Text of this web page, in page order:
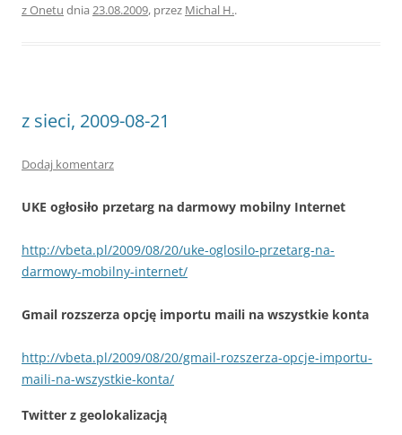
z Onetu dnia 23.08.2009, przez Michal H..
z sieci, 2009-08-21
Dodaj komentarz
UKE ogłosiło przetarg na darmowy mobilny Internet
http://vbeta.pl/2009/08/20/uke-oglosilo-przetarg-na-
darmowy-mobilny-internet/
Gmail rozszerza opcję importu maili na wszystkie konta
http://vbeta.pl/2009/08/20/gmail-rozszerza-opcje-importu-
maili-na-wszystkie-konta/
Twitter z geolokalizacją